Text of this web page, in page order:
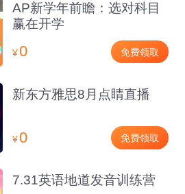
AP新学年前瞻：选对科目
赢在开学
¥0 免费领取
新东方雅思8月点睛直播
¥0 免费领取
7.31英语地道发音训练营